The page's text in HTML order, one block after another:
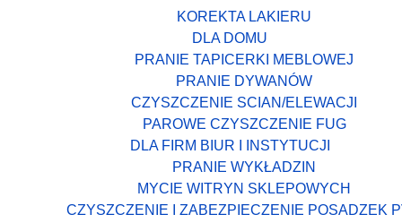
KOREKTA LAKIERU
DLA DOMU
PRANIE TAPICERKI MEBLOWEJ
PRANIE DYWANÓW
CZYSZCZENIE SCIAN/ELEWACJI
PAROWE CZYSZCZENIE FUG
DLA FIRM BIUR I INSTYTUCJI
PRANIE WYKŁADZIN
MYCIE WITRYN SKLEPOWYCH
CZYSZCZENIE I ZABEZPIECZENIE POSADZEK